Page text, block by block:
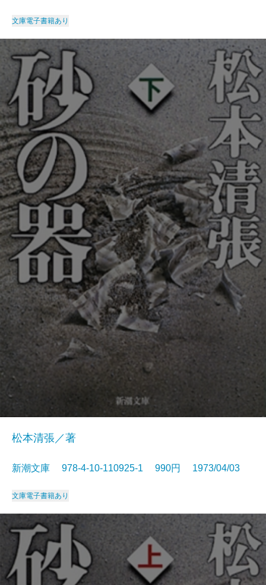
文庫電子書籍あり
松本清張／著
新潮文庫 978-4-10-110925-1 990円 1973/04/03
文庫電子書籍あり